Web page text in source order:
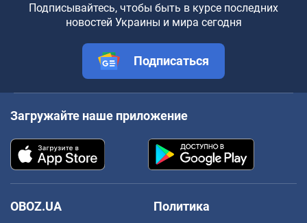
Подписывайтесь, чтобы быть в курсе последних
новостей Украины и мира сегодня
Подписаться
Загружайте наше приложение
OBOZ.UA
Политика